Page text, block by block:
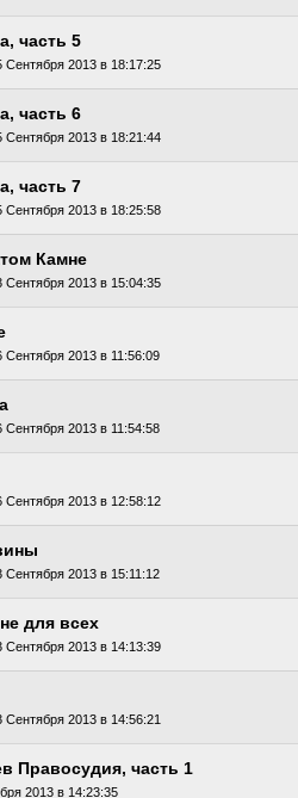
часть 5
Сентября 2013 в 18:17:25
часть 6
Сентября 2013 в 18:21:44
часть 7
Сентября 2013 в 18:25:58
Камне
Сентября 2013 в 15:04:35
Сентября 2013 в 11:56:09
Сентября 2013 в 11:54:58
Сентября 2013 в 12:58:12
Сентября 2013 в 15:11:12
для всех
Сентября 2013 в 14:13:39
Сентября 2013 в 14:56:21
Правосудия, часть 1
2013 в 14:23:35